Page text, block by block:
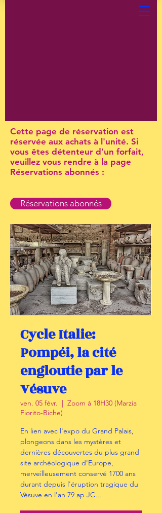
Cette page de réservation est
réservée aux achats à l'unité. Si
vous êtes détenteur d'un forfait,
veuillez vous rendre à la page
Réservations abonnés :
Réservations abonnés
Cycle Italie:
Pompéi, la cité
engloutie par le
Vésuve
ven. 05 févr.
  |
Zoom à 18H30 (Marzia
Fiorito-Biche)
En lien avec l'expo du Grand Palais,
plongeons dans les mystères et
dernières découvertes du plus grand
site archéologique d'Europe,
merveilleusement conservé 1700 ans
durant depuis l'éruption tragique du
Vésuve en l'an 79 ap JC...